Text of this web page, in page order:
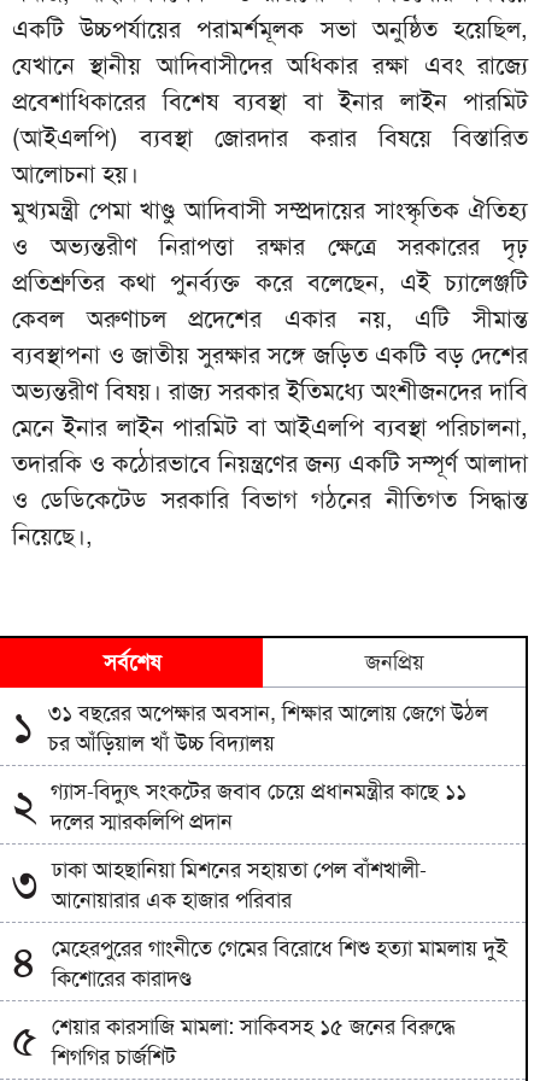
একটি উচ্চপর্যায়ের পরামর্শমূলক সভা অনুষ্ঠিত হয়েছিল,
যেখানে স্থানীয় আদিবাসীদের অধিকার রক্ষা এবং রাজ্যে
প্রবেশাধিকারের বিশেষ ব্যবস্থা বা ইনার লাইন পারমিট
(আইএলপি) ব্যবস্থা জোরদার করার বিষয়ে বিস্তারিত
আলোচনা হয়।
মুখ্যমন্ত্রী পেমা খাণ্ডু আদিবাসী সম্প্রদায়ের সাংস্কৃতিক ঐতিহ্য
ও অভ্যন্তরীণ নিরাপত্তা রক্ষার ক্ষেত্রে সরকারের দৃঢ়
প্রতিশ্রুতির কথা পুনর্ব্যক্ত করে বলেছেন, এই চ্যালেঞ্জটি
কেবল অরুণাচল প্রদেশের একার নয়, এটি সীমান্ত
ব্যবস্থাপনা ও জাতীয় সুরক্ষার সঙ্গে জড়িত একটি বড় দেশের
অভ্যন্তরীণ বিষয়। রাজ্য সরকার ইতিমধ্যে অংশীজনদের দাবি
মেনে ইনার লাইন পারমিট বা আইএলপি ব্যবস্থা পরিচালনা,
তদারকি ও কঠোরভাবে নিয়ন্ত্রণের জন্য একটি সম্পূর্ণ আলাদা
ও ডেডিকেটেড সরকারি বিভাগ গঠনের নীতিগত সিদ্ধান্ত
নিয়েছে।,
সর্বশেষ জনপ্রিয়
১ ৩১ বছরের অপেক্ষার অবসান, শিক্ষার আলোয় জেগে উঠল
চর আঁড়িয়াল খাঁ উচ্চ বিদ্যালয়
২
গ্যাস-বিদ্যুৎ সংকটের জবাব চেয়ে প্রধানমন্ত্রীর কাছে ১১
দলের স্মারকলিপি প্রদান
৩ ঢাকা আহ্ছানিয়া মিশনের সহায়তা পেল বাঁশখালী-
আনোয়ারার এক হাজার পরিবার
৪
মেহেরপুরের গাংনীতে গেমের বিরোধে শিশু হত্যা মামলায় দুই
কিশোরের কারাদণ্ড
৫ শেয়ার কারসাজি মামলা: সাকিবসহ ১৫ জনের বিরুদ্ধে
শিগগির চার্জশিট